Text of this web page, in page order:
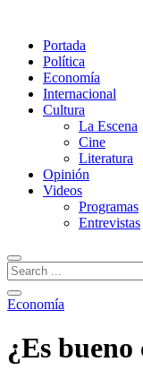
Portada
Política
Economía
Internacional
Cultura
La Escena
Cine
Literatura
Opinión
Videos
Programas
Entrevistas
Economía
¿Es